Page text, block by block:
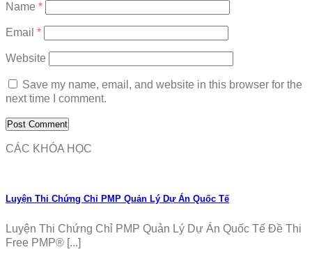
Name *
Email *
Website
Save my name, email, and website in this browser for the
next time I comment.
CÁC KHÓA HỌC
Luyện Thi Chứng Chỉ PMP Quản Lý Dự Án Quốc Tế
Luyện Thi Chứng Chỉ PMP Quản Lý Dự Án Quốc Tế Đề Thi
Free PMP® [...]